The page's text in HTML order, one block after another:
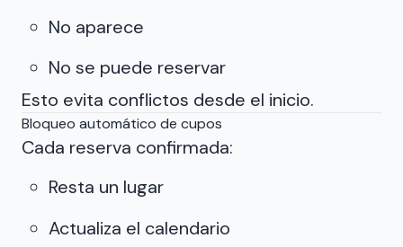
No aparece
No se puede reservar
Esto evita conflictos desde el inicio.
Bloqueo automático de cupos
Cada reserva confirmada:
Resta un lugar
Actualiza el calendario